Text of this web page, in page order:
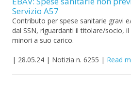
Servizio A57
Contributo per spese sanitarie gravi
dal SSN, riguardanti il titolare/socio,
minori a suo carico.
| 28.05.24 | Notizia n. 6255 | Read